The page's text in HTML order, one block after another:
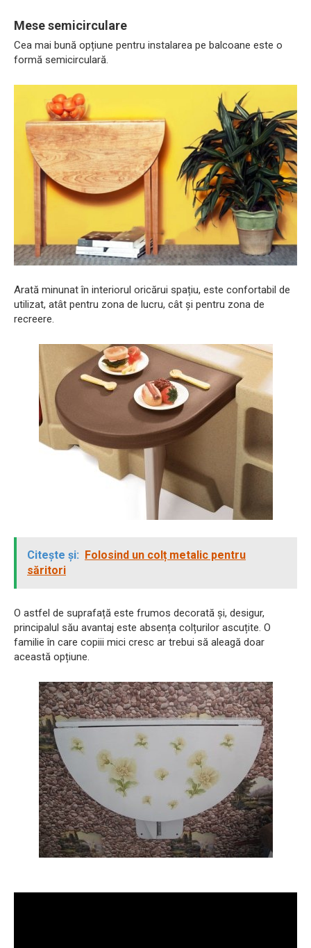
Mese semicirculare
Cea mai bună opțiune pentru instalarea pe balcoane este o
formă semicirculară.
Arată minunat în interiorul oricărui spațiu, este confortabil de
utilizat, atât pentru zona de lucru, cât și pentru zona de
recreere.
Citește și: Folosind un colț metalic pentru
săritori
O astfel de suprafață este frumos decorată și, desigur,
principalul său avantaj este absența colțurilor ascuțite. O
familie în care copiii mici cresc ar trebui să aleagă doar
această opțiune.